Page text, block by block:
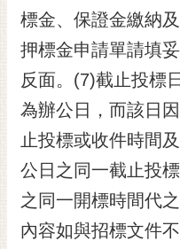
標金、保證金繳納
押標金申請單請填
反面。(7)截止投標
為辦公日，而該日
止投標或收件時間
公日之同一截止投
之同一開標時間代
內容如與招標文件